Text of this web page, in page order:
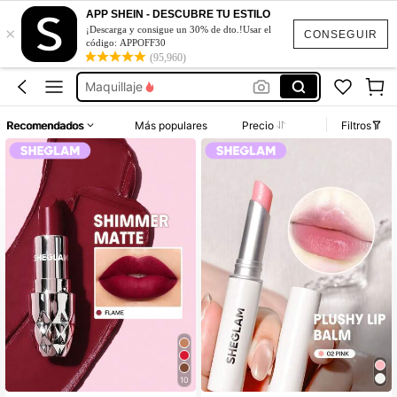
CONSEGUIR
×
APP SHEIN - DESCUBRE TU ESTILO
¡Descarga y consigue un 30% de dto.!Usar el
código: APPOFF30
(95,960)
Makeup
Sheglam
Maquillaje
Sheglam Maquillaje
Makeup
Sheglam
Recomendados Más populares Precio Filtros
10